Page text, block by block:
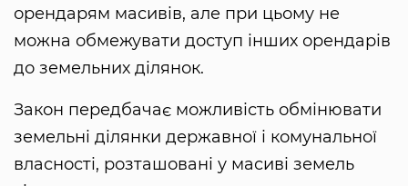
орендарям масивів, але при цьому не
можна обмежувати доступ інших орендарів
до земельних ділянок.
Закон передбачає можливість обмінювати
земельні ділянки державної і комунальної
власності, розташовані у масиві земель